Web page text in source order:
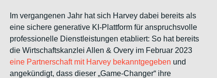
Im vergangenen Jahr hat sich Harvey dabei bereits als
eine sichere generative KI-Plattform für anspruchsvolle
professionelle Dienstleistungen etabliert: So hat bereits
die Wirtschaftskanzlei Allen & Overy im Februar 2023
eine Partnerschaft mit Harvey bekanntgegeben und
angekündigt, dass dieser „Game-Changer“ ihre